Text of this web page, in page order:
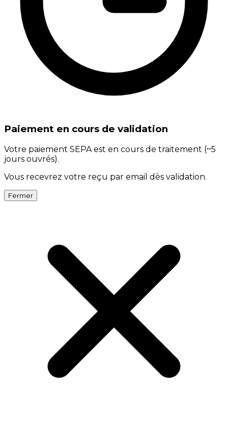
Paiement en cours de validation
Votre paiement SEPA est en cours de traitement (~5
jours ouvrés).
Vous recevrez votre reçu par email dès validation.
Fermer